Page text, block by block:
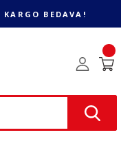
KARGO BEDAVA!